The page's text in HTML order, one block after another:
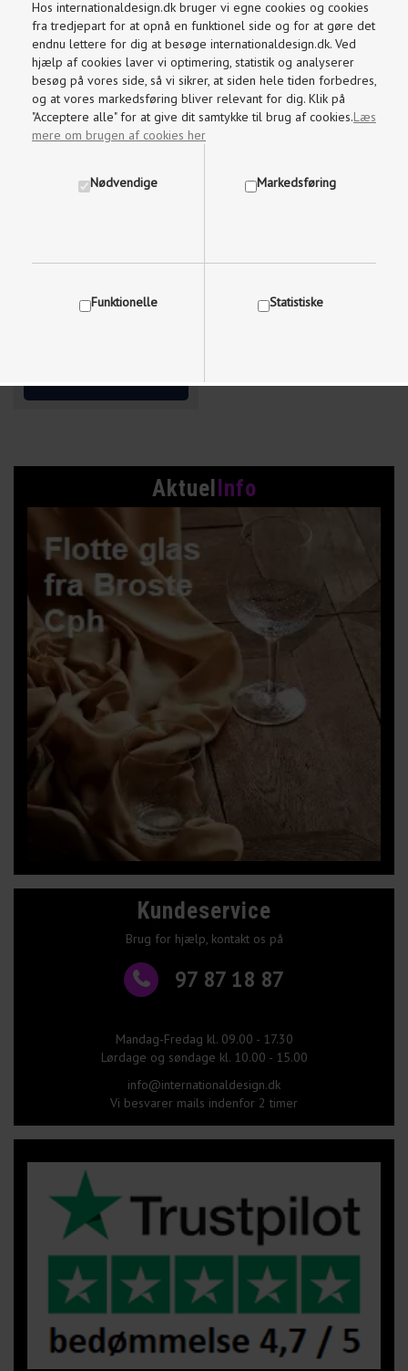
Hos internationaldesign.dk bruger vi egne cookies og cookies
fra tredjepart for at opnå en funktionel side og for at gøre det
endnu lettere for dig at besøge internationaldesign.dk. Ved
hjælp af cookies laver vi optimering, statistik og analyserer
besøg på vores side, så vi sikrer, at siden hele tiden forbedres,
og at vores markedsføring bliver relevant for dig. Klik på
"Acceptere alle" for at give dit samtykke til brug af cookies.Læs
mere om brugen af cookies her
Nødvendige Markedsføring
Funktionelle Statistiske
Vis cookie detaljer
Aktuel Info
Kundeservice
Brug for hjælp, kontakt os på
97 87 18 87
Mandag-Fredag kl. 09.00 - 17.30
Lørdage og søndage kl. 10.00 - 15.00
info@internationaldesign.dk
Vi besvarer mails indenfor 2 timer
DELTA CLOCK VÆGUR
RØGET EG LAWA